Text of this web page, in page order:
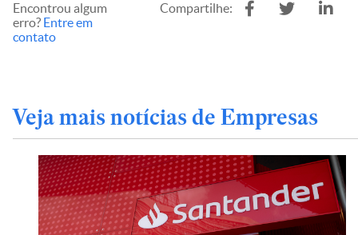
Encontrou algum
erro? Entre em
contato
Compartilhe:
Veja mais notícias de Empresas